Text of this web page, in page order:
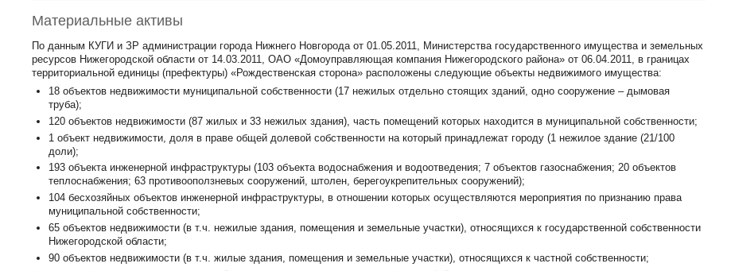
Материальные активы
По данным КУГИ и ЗР администрации города Нижнего Новгорода от 01.05.2011, Министерства государственного имущества и земельных
ресурсов Нижегородской области от 14.03.2011, ОАО «Домоуправляющая компания Нижегородского района» от 06.04.2011, в границах
территориальной единицы (префектуры) «Рождественская сторона» расположены следующие объекты недвижимого имущества:
18 объектов недвижимости муниципальной собственности (17 нежилых отдельно стоящих зданий, одно сооружение – дымовая
труба);
120 объектов недвижимости (87 жилых и 33 нежилых здания), часть помещений которых находится в муниципальной собственности;
1 объект недвижимости, доля в праве общей долевой собственности на который принадлежат городу (1 нежилое здание (21/100
доли);
193 объекта инженерной инфраструктуры (103 объекта водоснабжения и водоотведения; 7 объектов газоснабжения; 20 объектов
теплоснабжения; 63 противооползневых сооружений, штолен, берегоукрепительных сооружений);
104 бесхозяйных объектов инженерной инфраструктуры, в отношении которых осуществляются мероприятия по признанию права
муниципальной собственности;
65 объектов недвижимости (в т.ч. нежилые здания, помещения и земельные участки), относящихся к государственной собственности
Нижегородской области;
90 объектов недвижимости (в т.ч. жилые здания, помещения и земельные участки), относящихся к частной собственности;